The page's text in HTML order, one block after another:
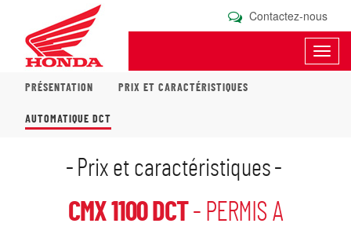
Contactez-nous
PRÉSENTATION PRIX ET CARACTÉRISTIQUES
AUTOMATIQUE DCT
Prix et caractéristiques
CMX 1100 DCT- PERMIS A